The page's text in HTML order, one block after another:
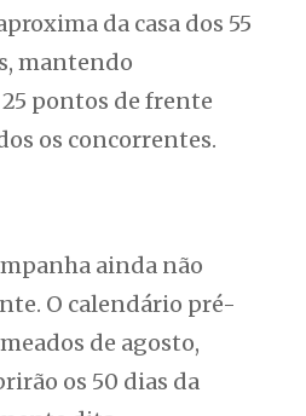
da casa dos 55
mantendo
pontos de frente
os concorrentes.
ainda não
O calendário pré-
de agosto,
os 50 dias da